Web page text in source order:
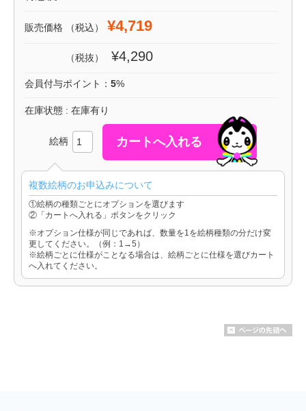
販売価格 （税込） ¥4,719
（税抜） ¥4,290
会員付与ポイント： 5%
在庫状態 : 在庫有り
絵柄
複数絵柄のお申込みについて
①絵柄の種類ごとにオプションを選びます
②「カートへ入れる」ボタンをクリック
※オプション仕様が同じであれば、数量を1を絵柄種類の分だけ変
更してください。（例：1→5）
※絵柄ごとに仕様がことなる場合は、絵柄ごとに仕様を選びカート
へ入れてください。